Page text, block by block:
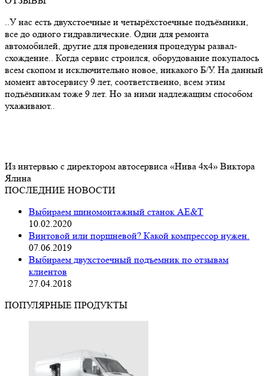
..У нас есть двухстоечные и четырёхстоечные подъёмники,
все до одного гидравлические. Одни для ремонта
автомобилей, другие для проведения процедуры развал-
схождение.. Когда сервис строился, оборудование покупалось
всем скопом и исключительно новое, никакого Б/У. На данный
момент автосервису 9 лет, соответственно, всем этим
подъёмникам тоже 9 лет. Но за ними надлежащим способом
ухаживают..
Из интервью с директором автосервиса «Нива 4х4» Виктора
Ялина
ПОСЛЕДНИЕ НОВОСТИ
Выбираем шиномонтажный станок AE&T
10.02.2020
Винтовой или поршневой? Какой компрессор нужен.
07.06.2019
Выбираем двухстоечный подъемник по отзывам
клиентов
27.04.2018
ПОПУЛЯРНЫЕ ПРОДУКТЫ